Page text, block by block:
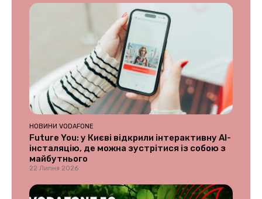
НОВИНИ VODAFONE
Future You: у Києві відкрили інтерактивну AI-
інсталяцію, де можна зустрітися із собою з
майбутнього
22 Липня 2026